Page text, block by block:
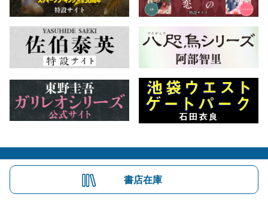
書店在庫
会社概要 自費出版のご案内 お問合せ
株式会社文藝春秋 文春オンライン Number Web
Copyright © Bungeishunju Ltd.